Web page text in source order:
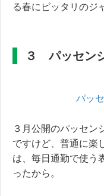
る春にピッタリのジ
３ パッセン
パッ
３月公開のパッセン
ですけど、普通に楽
は、毎日通勤で使う
ったから。